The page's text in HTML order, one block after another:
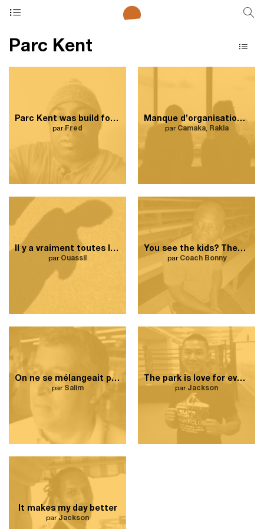
Parc Kent
Parc Kent was build for families.
parFred
Manque d’organisation dans la gestion des terrains de jeu au parc Kent.
par Camaka, Rakia
Il y a vraiment toutes les origines là-bas; on se rassemble tous puis voilà!
par Ouassil
You see the kids? They have no place to go.
par Coach Bonny
On ne se mélangeait pas.
par Salim
The park is love for everyone
par Jackson
It makes my day better
parJackson